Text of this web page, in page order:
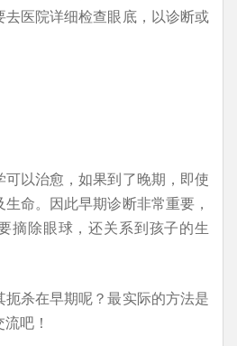
医院详细检查眼底，以诊断或
以治愈，如果到了晚期，即使
命。因此早期诊断非常重要，
摘除眼球，还关系到孩子的生
杀在早期呢？最实际的方法是
吧！